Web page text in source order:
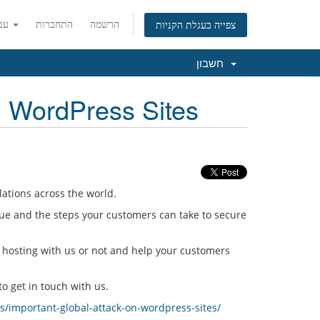
התחברות הרשמה צפייה בעגלת הקניות
Sites
across the world.
and the steps your customers can take to secure
with us or not and help your customers
get in touch with us.
important-global-attack-on-wordpress-sites/